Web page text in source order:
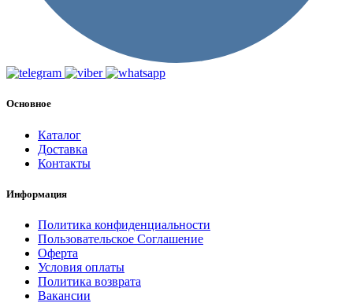
Основное
Каталог
Доставка
Контакты
Информация
Политика конфиденциальности
Пользовательское Соглашение
Оферта
Условия оплаты
Политика возврата
Вакансии